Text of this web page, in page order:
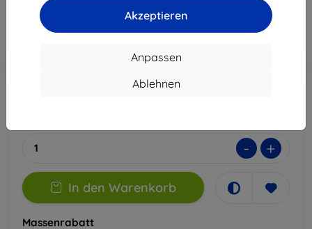
Akzeptieren
Anpassen
Ablehnen
ohne MWSt
Rabatt mit Gutschein
- +
In den Warenkorb
Massenrabatt